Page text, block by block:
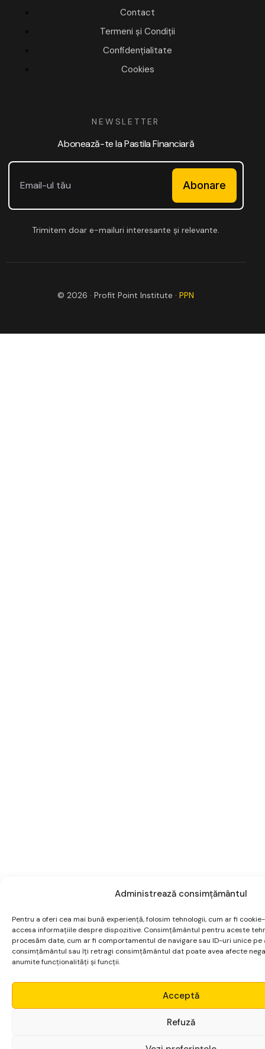
Administrează consimțământul
Pentru a oferi cea mai bună experiență, folosim tehnologii, cum ar fi
accesa informațiile despre dispozitive. Consimțământul pentru aceste
procesăm date, cum ar fi comportamentul de navigare sau ID-uri unice pe
consimțământul sau îți retragi consimțământul dat poate avea afecte
anumite funcționalități și funcții.
Acceptă
Refuză
Contact
Termeni și Condiții
Confidențialitate
Cookies
NEWSLETTER
Abonează-te la Pastila Financiară
Abonare
Trimitem doar e-mailuri interesante și relevante.
© 2026 · Profit Point Institute ·PPN
Micro Alpha